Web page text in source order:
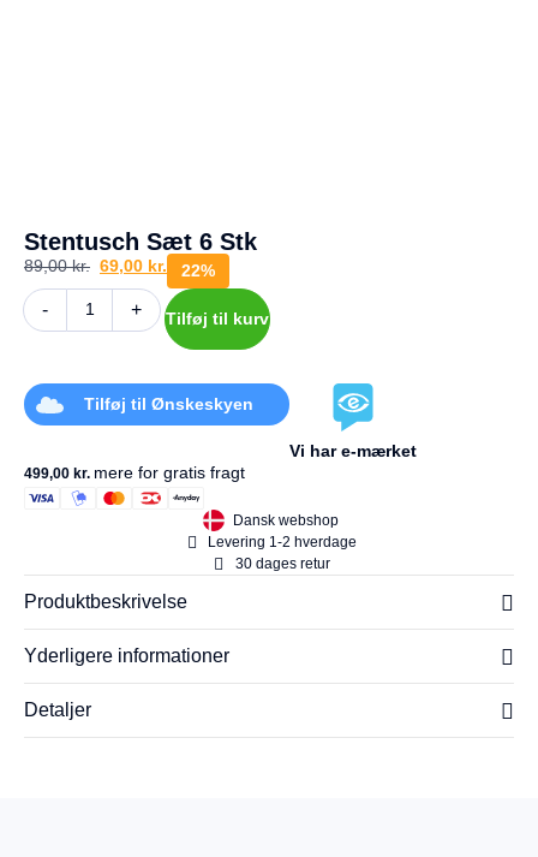
kurv
er
tom.
Stentusch Sæt 6 Stk
89,00kr. 69,00 kr. 22%
- + Tilføj til kurv
Tilføj til Ønskeskyen
Vi har e-mærket
499,00 kr. mere for gratis fragt
Dansk webshop
Levering 1-2 hverdage
30 dages retur
Produktbeskrivelse
Yderligere informationer
Detaljer